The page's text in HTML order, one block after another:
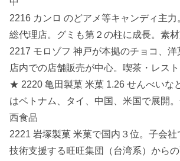
2216 カンロ のどアメ等キャンディ主
総代理店。グミも第２の柱に成長。素
2217 モロゾフ 神戸が本拠のチョコ、
店内での店舗販売が中心。喫茶・レス
★ 2220 亀田製菓 米菓 1.26 せんべいな
はベトナム、タイ、中国、米国で展開
西食品
2221 岩塚製菓 米菓で国内３位。子会社
技術支援する旺旺集団（台湾系）から